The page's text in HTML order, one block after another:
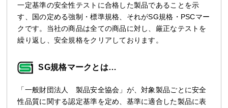
一定基準の安全性テストに合格した製品であることを示
す、国の定める強制・標準規格、それがSG規格・PSCマー
クです。当社の商品は全ての商品に対し、厳正なテストを
繰り返し、安全規格をクリアしております。
SG規格マークとは…
「一般財団法人 製品安全協会」が、対象製品ごとに安全
性品質に関する認定基準を定め、基準に適合した製品に表